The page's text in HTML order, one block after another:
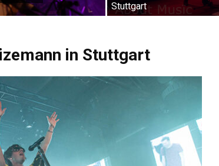
Stuttgart
in Stuttgart